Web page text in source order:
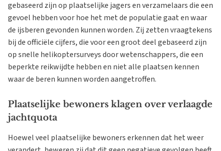
gebaseerd zijn op plaatselijke jagers en verzamelaars die een
gevoel hebben voor hoe het met de populatie gaat en waar
de ijsberen gevonden kunnen worden. Zij zetten vraagtekens
bij de officiële cijfers, die voor een groot deel gebaseerd zijn
op snelle helikoptersurveys door wetenschappers, die een
beperkte reikwijdte hebben en niet alle plaatsen kennen
waar de beren kunnen worden aangetroffen.
Plaatselijke bewoners klagen over verlaagde
jachtquota
Hoewel veel plaatselijke bewoners erkennen dat het weer